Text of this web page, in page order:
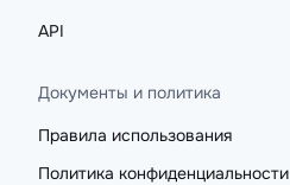
API
Документы и политика
Правила использования
Политика конфиденциальности